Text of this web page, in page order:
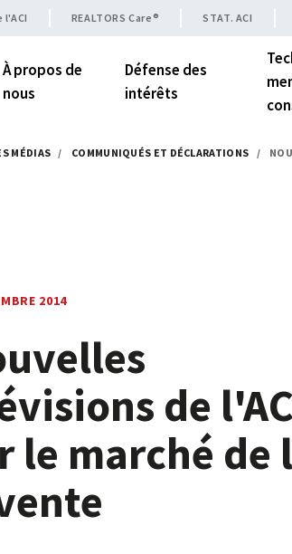
l'ACI REALTORS Care® STAT. ACI
À propos de
nous
Défense des
intérêts
MÉDIAS / COMMUNIQUÉS ET DÉCLARATIONS /
2014
de
le marché de